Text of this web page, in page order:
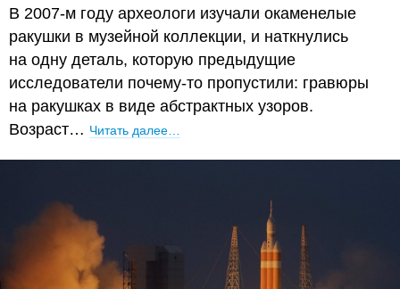
В 2007-м году археологи изучали окаменелые
ракушки в музейной коллекции, и наткнулись
на одну деталь, которую предыдущие
исследователи почему-то пропустили: гравюры
на ракушках в виде абстрактных узоров.
Возраст… Читать далее…